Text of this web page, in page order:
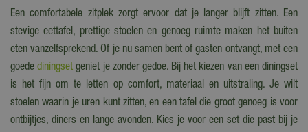
Een comfortabele zitplek zorgt ervoor dat je langer blijft zitten. Een
stevige eettafel, prettige stoelen en genoeg ruimte maken het buiten
eten vanzelfsprekend. Of je nu samen bent of gasten ontvangt, met een
goedediningset geniet je zonder gedoe. Bij het kiezen van een diningset
is het fijn om te letten op comfort, materiaal en uitstraling. Je wilt
stoelen waarin je uren kunt zitten, en een tafel die groot genoeg is voor
ontbijtjes, diners en lange avonden. Kies je voor een set die past bij je